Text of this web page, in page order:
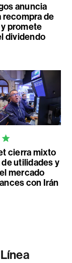
anuncia
recompra de
promete
dividendo
cierra mixto
utilidades y
mercado
con Irán